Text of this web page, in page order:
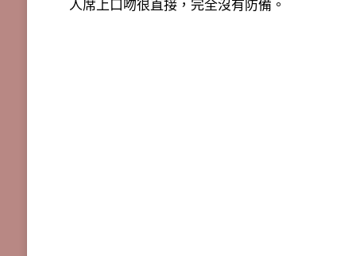
人席上口吻很直接，完全沒有防備。